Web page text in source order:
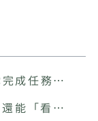
AI 搜尋革命：從找答案到幫你完成任務的時代
多模態搜尋：AI 不只看懂字，還能「看懂世界」